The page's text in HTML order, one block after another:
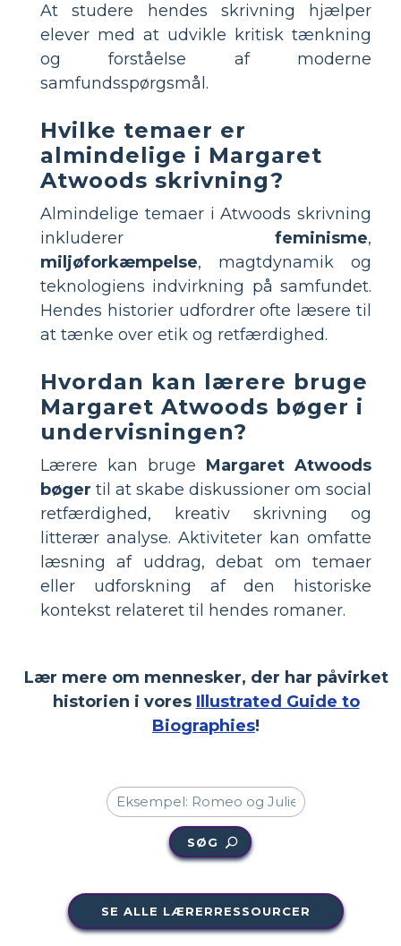
At studere hendes skrivning hjælper
elever med at udvikle kritisk tænkning
og forståelse af moderne
samfundsspørgsmål.
Hvilke temaer er
almindelige i Margaret
Atwoods skrivning?
Almindelige temaer i Atwoods skrivning
inkluderer feminisme,
miljøforkæmpelse, magtdynamik og
teknologiens indvirkning på samfundet.
Hendes historier udfordrer ofte læsere til
at tænke over etik og retfærdighed.
Hvordan kan lærere bruge
Margaret Atwoods bøger i
undervisningen?
Lærere kan bruge Margaret Atwoods
bøger til at skabe diskussioner om social
retfærdighed, kreativ skrivning og
litterær analyse. Aktiviteter kan omfatte
læsning af uddrag, debat om temaer
eller udforskning af den historiske
kontekst relateret til hendes romaner.
Lær mere om mennesker, der har påvirket
historien i vores Illustrated Guide to
Biographies!
SØG
SE ALLE LÆRERRESSOURCER